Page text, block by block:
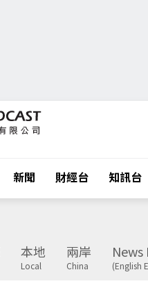
新聞 財經台 知訊台
本地
Local
兩岸
China
News
(English